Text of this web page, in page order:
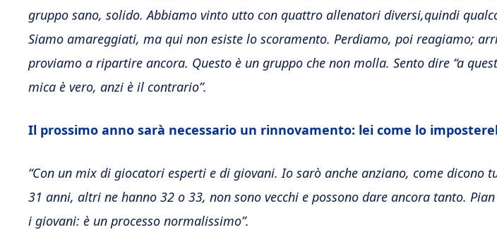
gruppo sano, solido. Abbiamo vinto utto con quattro allenatori diversi,quindi
Siamo amareggiati, ma qui non esiste lo scoramento. Perdiamo, poi reagiamo;
proviamo a ripartire ancora. Questo è un gruppo che non molla. Sento dire “a
mica è vero, anzi è il contrario”.
Il prossimo anno sarà necessario un rinnovamento: lei come lo
“Con un mix di giocatori esperti e di giovani. Io sarò anche anziano, come dicono
31 anni, altri ne hanno 32 o 33, non sono vecchi e possono dare ancora tanto.
i giovani: è un processo normalissimo”.